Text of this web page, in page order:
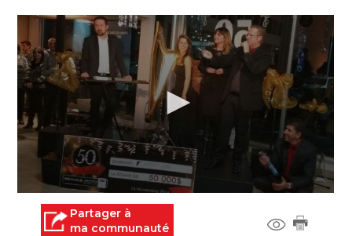
seconds Partager à
ma communauté